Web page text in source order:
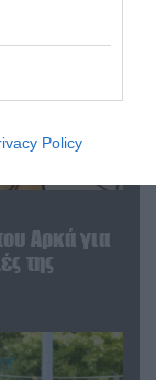
Policy
Αρκά για
της